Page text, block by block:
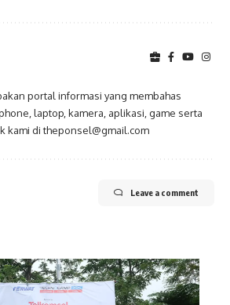
portal informasi yang membahas
laptop, kamera, aplikasi, game serta
kami di theponsel@gmail.com
Leave a comment